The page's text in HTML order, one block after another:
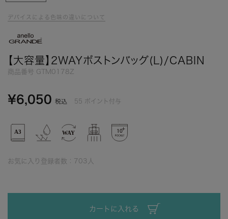
デバイスによる色味の違いについて
【大容量】2WAYボストンバッグ(L)/CABIN
商品番号 GTM0178Z
¥6,050 税込 55 ポイント付与
お気に入り登録者数： 703 人
カートに入れる